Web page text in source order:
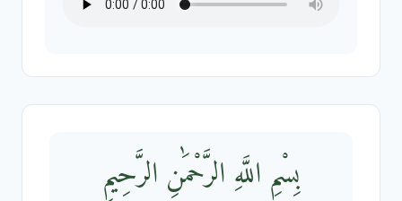
بِسْمِ اللَّهِ الرَّحْمَٰنِ الرَّحِيمِ